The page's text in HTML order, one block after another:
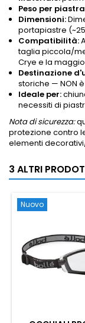
Peso per
Dimensioni:
portapiastre
Compatibilità:
taglia piccola/
Crye e la
Destinazione
storiche — NON
Ideale per:
necessiti di
Nota di sicurezza:
protezione contro
elementi
3 ALTRI
Nuovo